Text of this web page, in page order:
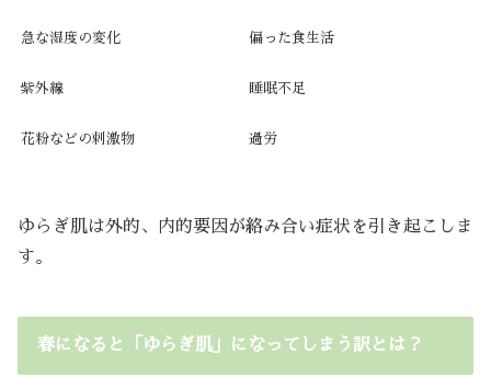
急な湿度の変化
紫外線
花粉などの刺激物
偏った食生活
睡眠不足
過労
ゆらぎ肌は外的、内的要因が絡み合い症状を引き起こしま
す。
春になると「ゆらぎ肌」になってしまう訳とは？